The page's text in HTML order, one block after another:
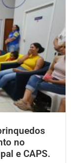
no
e CAPS.